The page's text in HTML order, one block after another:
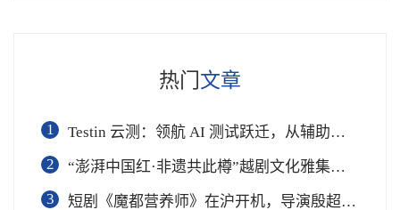
热门 文章
1
Testin 云测：领航 AI 测试跃迁，从辅助工具到软件工程基础设施
2
“澎湃中国红·非遗共此樽”越剧文化雅集在杭举行
3
短剧《魔都营养师》在沪开机，导演殷超携手礼仪专家周思敏聚焦国民健康